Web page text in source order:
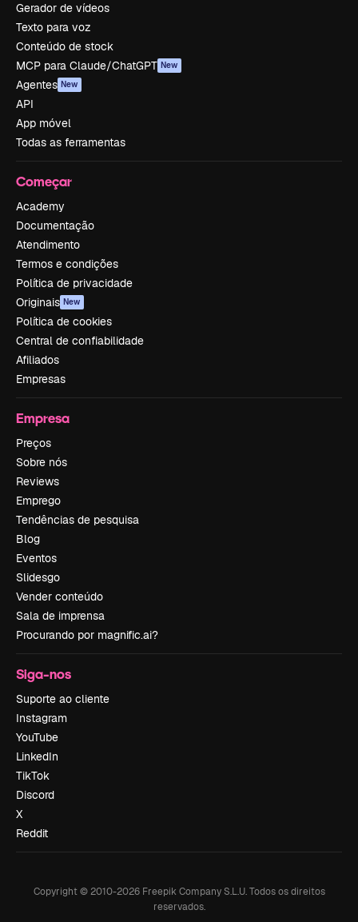
Gerador de vídeos
Texto para voz
Conteúdo de stock
MCP para Claude/ChatGPT New
Agentes New
API
App móvel
Todas as ferramentas
Começar
Academy
Documentação
Atendimento
Termos e condições
Política de privacidade
Originais New
Política de cookies
Central de confiabilidade
Afiliados
Empresas
Empresa
Preços
Sobre nós
Reviews
Emprego
Tendências de pesquisa
Blog
Eventos
Slidesgo
Vender conteúdo
Sala de imprensa
Procurando por magnific.ai?
Siga-nos
Suporte ao cliente
Instagram
YouTube
LinkedIn
TikTok
Discord
X
Reddit
Copyright © 2010-2026Freepik Company S.L.U. Todos os direitos
reservados.